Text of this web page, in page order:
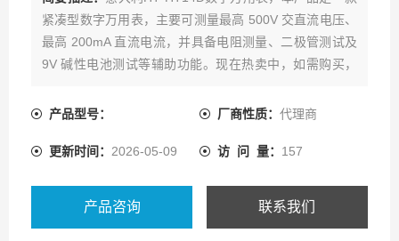
紧凑型数字万用表，主要可测量最高 500V 交直流电压、
最高 200mA 直流电流，并具备电阻测量、二极管测试及
9V 碱性电池测试等辅助功能。现在热卖中，如需购买，
产品型号：
厂商性质： 代理商
更新时间： 2026-05-09 访 问 量： 157
产品咨询 联系我们